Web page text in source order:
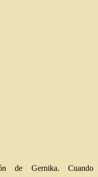
Gernika. Cuando